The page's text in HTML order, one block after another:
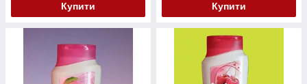
Купити Купити